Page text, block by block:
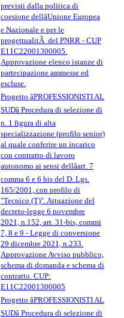
previsti dalla politica di
coesione dellâUnione Europea
e Nazionale e per le
progettualitÃ del PNRR - CUP
E11C22001300005.
Approvazione elenco istanze di
partecipazione ammesse ed
escluse.
Progetto âPROFESSIONISTI AL
SUDâ Procedura di selezione di
n. 1 figura di alta
specializzazione (profilo senior)
al quale conferire un incarico
con contratto di lavoro
autonomo ai sensi dellâart. 7
comma 6 e 6 bis del D. Lgs.
165/2001, con profilo di
"Tecnico (T)". Attuazione del
decreto-legge 6 novembre
2021, n.152, art. 31-bis, commi
7, 8 e 9 - Legge di conversione
29 dicembre 2021, n.233.
Approvazione Avviso pubblico,
schema di domanda e schema di
contratto. CUP:
E11C22001300005
Progetto âPROFESSIONISTI AL
SUDâ Procedura di selezione di